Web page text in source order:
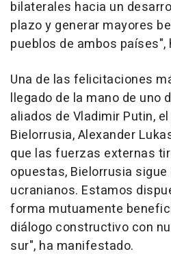
bilaterales hacia un
plazo y generar mayores
pueblos de ambos
Una de las felicitaciones
llegado de la mano de uno
aliados de Vladimir Putin,
Bielorrusia, Alexander
que las fuerzas externas
opuestas, Bielorrusia
ucranianos. Estamos
forma mutuamente
diálogo constructivo con
sur", ha manifestado.